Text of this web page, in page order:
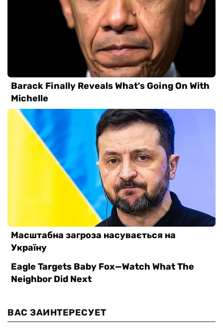
ВАС ЗАИНТЕРЕСУЕТ